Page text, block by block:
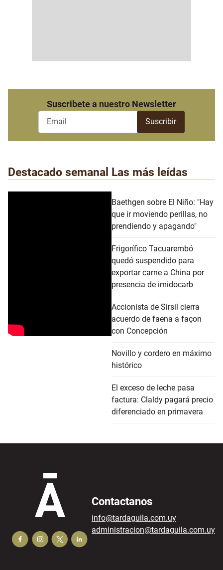
Suscribete a nuestro Newsletter
Destacado semanal Las más leídas
Baethgen sobre El Niño: "Hay
que ir moviendo perillas, no
prendiendo y apagando"
Frigorífico Tacuarembó
quedó suspendido para
exportar carne a China por
presencia de imidocarb
Accionista de Sirsil cierra
acuerdo de faena a façon
con Concepción
Novillo y cordero en máximo
histórico
El exceso de leche pasa
factura: Claldy pagará precio
diferenciado en primavera
Contactanos
info@tardaguila.com.uy
administracion@tardaguila.com.uy